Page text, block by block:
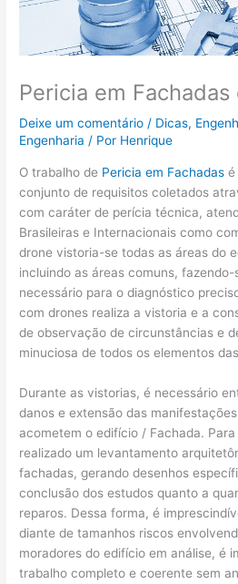
Pericia em
Deixe um comentário / Dicas,
Engenharia / Por Henrique
O trabalho de Pericia em Fachadasé
conjunto de requisitos coletados
com caráter de perícia técnica,
Brasileiras e Internacionais como
drone vistoria-se todas as áreas do
incluindo as áreas comuns,
necessário para o diagnóstico
com drones realiza a vistoria e a
de observação de circunstâncias e
minuciosa de todos os elementos
Durante as vistorias, é necessário
danos e extensão das
acometem o edifício / Fachada.
realizado um levantamento
fachadas, gerando desenhos
conclusão dos estudos quanto a
reparos. Dessa forma, é
diante de tamanhos riscos
moradores do edifício em análise, é
trabalho completo e coerente sem